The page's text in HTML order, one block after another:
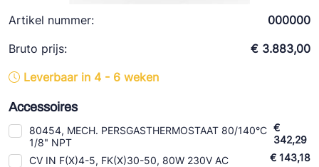
Artikel nummer:
000000
Bruto prijs:
€ 3.883,00
Leverbaar in 4 - 6 weken
Accessoires
80454, MECH. PERSGASTHERMOSTAAT 80/140°C
1/8" NPT
€
342,29
CV IN F(X)4-5, FK(X)30-50, 80W 230V AC
€ 143,18